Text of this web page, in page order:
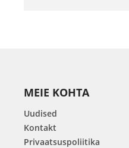
MEIE KOHTA
Uudised
Kontakt
Privaatsuspoliitika